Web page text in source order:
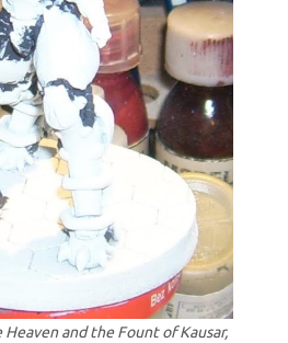
and the Fount of Kausar,